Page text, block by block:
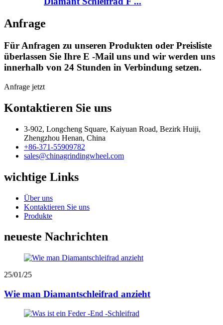
Anfrage
Für Anfragen zu unseren Produkten oder Preisliste
überlassen Sie Ihre E -Mail uns und wir werden uns
innerhalb von 24 Stunden in Verbindung setzen.
Anfrage jetzt
Kontaktieren Sie uns
3-902, Longcheng Square, Kaiyuan Road, Bezirk Huiji,
Zhengzhou Henan, China
+86-371-55909782
sales@chinagrindingwheel.com
wichtige Links
Über uns
Kontaktieren Sie uns
Produkte
neueste Nachrichten
25/01/25
Wie man Diamantschleifrad anzieht